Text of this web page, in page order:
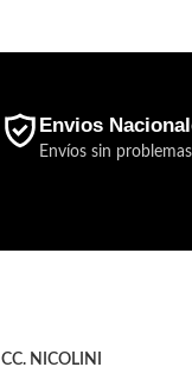
Envios
Envíos sin
CC. NICOLINI